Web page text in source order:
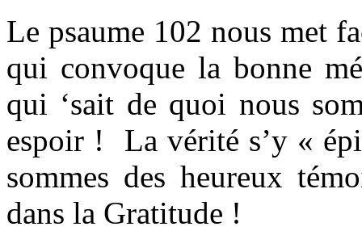
Le psaume 102 nous met
qui convoque la bonne
qui ‘sait de quoi nous
espoir ! La vérité s’y «
sommes des heureux
dans la Gratitude !